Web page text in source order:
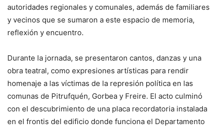
autoridades regionales y comunales, además de familiares
y vecinos que se sumaron a este espacio de memoria,
reflexión y encuentro.
Durante la jornada, se presentaron cantos, danzas y una
obra teatral, como expresiones artísticas para rendir
homenaje a las víctimas de la represión política en las
comunas de Pitrufquén, Gorbea y Freire. El acto culminó
con el descubrimiento de una placa recordatoria instalada
en el frontis del edificio donde funciona el Departamento